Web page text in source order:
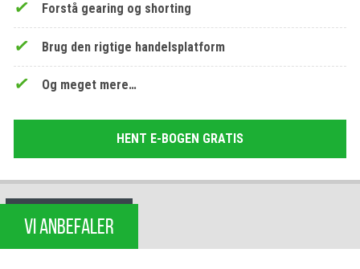
Forstå gearing og shorting
Brug den rigtige handelsplatform
Og meget mere…
HENT E-BOGEN GRATIS
VI ANBEFALER